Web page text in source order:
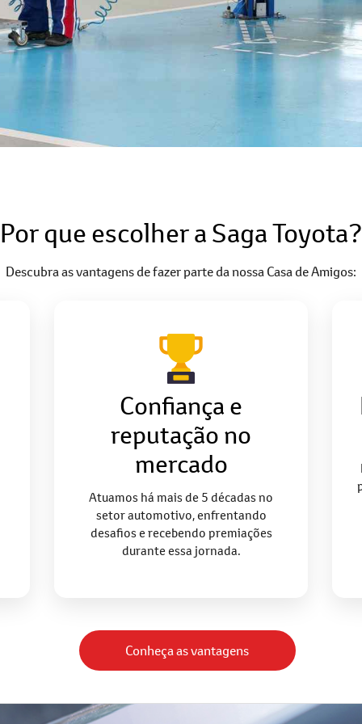
Por que escolher a Saga Toyota?
Descubra as vantagens de fazer parte da nossa Casa de Amigos:
Confiança e
reputação no
mercado
Atuamos há mais de 5 décadas no
setor automotivo, enfrentando
desafios e recebendo premiações
durante essa jornada.
Conheça as vantagens